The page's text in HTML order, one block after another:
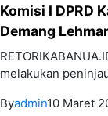
Komisi I DPRD
Demang
melakukan
Byadmin10 Maret